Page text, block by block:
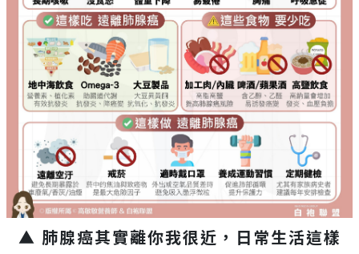
▲ 肺腺癌其實離你我很近，日常生活這樣